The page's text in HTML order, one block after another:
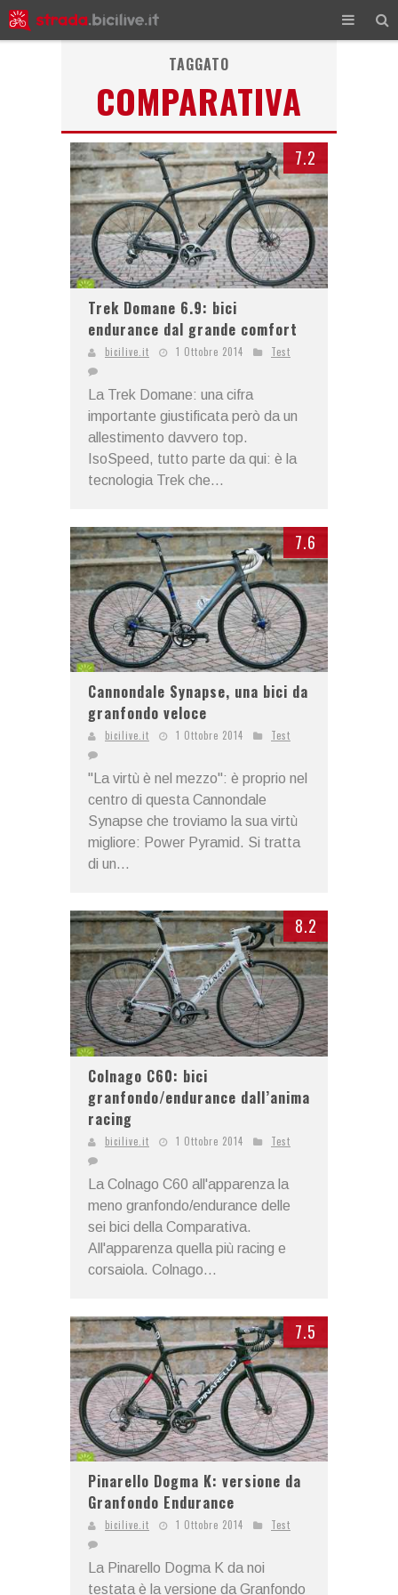
TAGGATO
COMPARATIVA
7.2
Trek Domane 6.9: bici
endurance dal grande comfort
bicilive.it 1 Ottobre 2014 Test
La Trek Domane: una cifra
importante giustificata però da un
allestimento davvero top.
IsoSpeed, tutto parte da qui: è la
tecnologia Trek che...
7.6
Cannondale Synapse, una bici da
granfondo veloce
bicilive.it 1 Ottobre 2014 Test
"La virtù è nel mezzo": è proprio nel
centro di questa Cannondale
Synapse che troviamo la sua virtù
migliore: Power Pyramid. Si tratta
di un...
8.2
Colnago C60: bici
granfondo/endurance dall’anima
racing
bicilive.it 1 Ottobre 2014 Test
La Colnago C60 all'apparenza la
meno granfondo/endurance delle
sei bici della Comparativa.
All'apparenza quella più racing e
corsaiola. Colnago...
7.5
Pinarello Dogma K: versione da
Granfondo Endurance
bicilive.it 1 Ottobre 2014 Test
La Pinarello Dogma K da noi
testata è la versione da Granfondo